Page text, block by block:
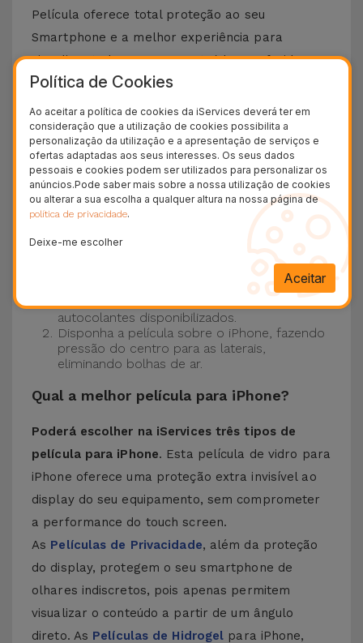
Película oferece total proteção ao seu
Smartphone e a melhor experiência para
visualizar todos os seus conteúdos preferidos.
Esta Película é compatível com vários modelos
Apple desde o iPhone 5 até aos mais recentes,
como oiPhone 15 Pro Maxou oiPhone 16.
Como colocar uma Película iPhone?
Colocar uma película de iPhone é bastante
simples. Na iServices, as nossas
películas de
vidropara iPhone possuem um kit que torna
Certifique-se de que o ecrã do seu iPhone
está limpo. Para tal, utilize o pano seco e os
autocolantes disponibilizados.
Disponha a película sobre o iPhone, fazendo
pressão do centro para as laterais,
eliminando bolhas de ar.
Qual a melhor película para iPhone?
Poderá escolher na iServices três tipos de
película para iPhone. Esta película de vidro para
iPhone oferece uma proteção extra invisível ao
display do seu equipamento, sem comprometer
a performance do touch screen.
As Películas de Privacidade, além da proteção
do display, protegem o seu smartphone de
olhares indiscretos, pois apenas permitem
visualizar o conteúdo a partir de um ângulo
direto. As Películas de Hidrogel para iPhone,
Política de Cookies
Ao aceitar a política de cookies da iServices deverá ter em
consideração que a utilização de cookies possibilita a
personalização da utilização e a apresentação de serviços e
ofertas adaptadas aos seus interesses. Os seus dados
pessoais e cookies podem ser utilizados para personalizar os
anúncios.Pode saber mais sobre a nossa utilização de cookies
ou alterar a sua escolha a qualquer altura na nossa página de
política de privacidade.
Deixe-me escolher
Aceitar